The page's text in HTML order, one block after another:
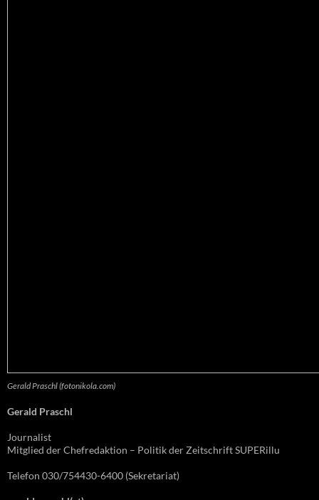
Gerald Praschl (fotonikola.com)
Gerald Praschl
Journalist
Mitglied der Chefredaktion – Politik der Zeitschrift SUPERillu
Telefon 030/754430-6400 (Sekretariat)